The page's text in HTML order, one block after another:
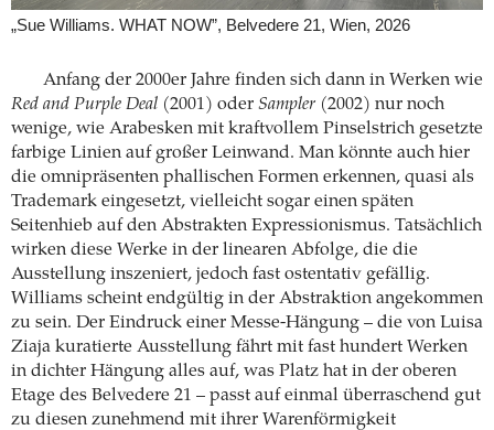
„Sue Williams. WHAT NOW”, Belvedere 21, Wien, 2026
Anfang der 2000er Jahre finden sich dann in Werken wie
Red and Purple Deal (2001) oder Sampler (2002) nur noch
wenige, wie Arabesken mit kraftvollem Pinselstrich gesetzte
farbige Linien auf großer Leinwand. Man könnte auch hier
die omnipräsenten phallischen Formen erkennen, quasi als
Trademark eingesetzt, vielleicht sogar einen späten
Seitenhieb auf den Abstrakten Expressionismus. Tatsächlich
wirken diese Werke in der linearen Abfolge, die die
Ausstellung inszeniert, jedoch fast ostentativ gefällig.
Williams scheint endgültig in der Abstraktion angekommen
zu sein. Der Eindruck einer Messe-Hängung – die von Luisa
Ziaja kuratierte Ausstellung fährt mit fast hundert Werken
in dichter Hängung alles auf, was Platz hat in der oberen
Etage des Belvedere 21 – passt auf einmal überraschend gut
zu diesen zunehmend mit ihrer Warenförmigkeit